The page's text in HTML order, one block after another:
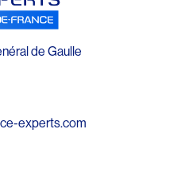
de Gaulle
experts.com